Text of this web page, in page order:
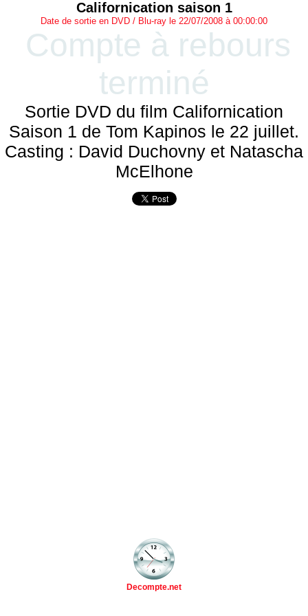
Californication saison 1
Date de sortie en DVD / Blu-ray le 22/07/2008 à 00:00:00
Compte à rebours
terminé
Sortie DVD du film Californication
Saison 1 de Tom Kapinos le 22 juillet.
Casting : David Duchovny et Natascha
McElhone
Decompte.net